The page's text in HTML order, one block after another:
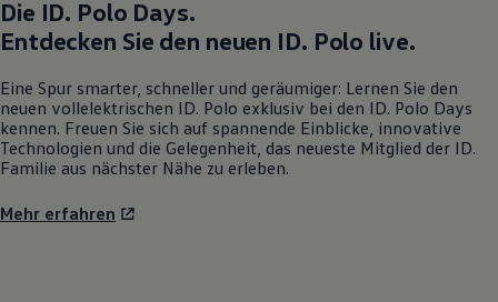
Die ID. Polo Days.
Entdecken Sie den neuen ID. Polo live.
Eine Spur smarter, schneller und geräumiger: Lernen Sie den
neuen vollelektrischen ID. Polo exklusiv bei den ID. Polo Days
kennen. Freuen Sie sich auf spannende Einblicke, innovative
Technologien und die Gelegenheit, das neueste Mitglied der ID.
Familie aus nächster Nähe zu erleben.
Mehr erfahren